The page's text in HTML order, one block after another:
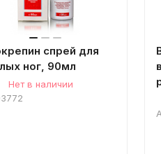
спрей для
ног, 90мл
Нет в наличии